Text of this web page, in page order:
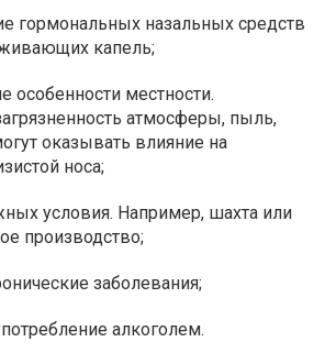
гормональных назальных средств
капель;
особенности местности.
атмосферы, пыль,
оказывать влияние на
носа;
условия. Например, шахта или
производство;
заболевания;
алкоголем.